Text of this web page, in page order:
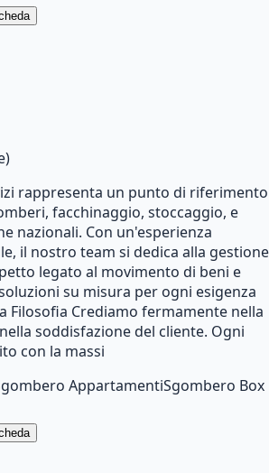
rappresenta un punto di riferimento
facchinaggio, stoccaggio, e
nazionali. Con un'esperienza
il nostro team si dedica alla gestione
legato al movimento di beni e
su misura per ogni esigenza
Filosofia Crediamo fermamente nella
soddisfazione del cliente. Ogni
con la massi
AppartamentiSgombero Box